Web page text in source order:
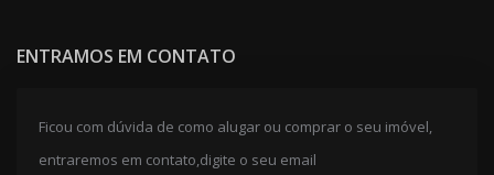
ENTRAMOS EM CONTATO
Ficou com dúvida de como alugar ou comprar o seu imóvel,
entraremos em contato,digite o seu email